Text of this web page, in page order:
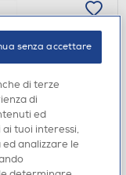
AS965E-
di terze
di
ed
tuoi interessi,
analizzare le
senza accettare